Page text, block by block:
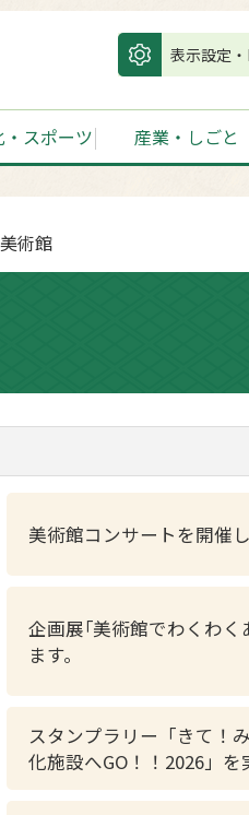
表示設定
スポーツ 産業・しごと
術館
美術館コンサートを開催
企画展｢美術館でわくわく
ます。
スタンプラリー「きて！
化施設へGO！！2026」を